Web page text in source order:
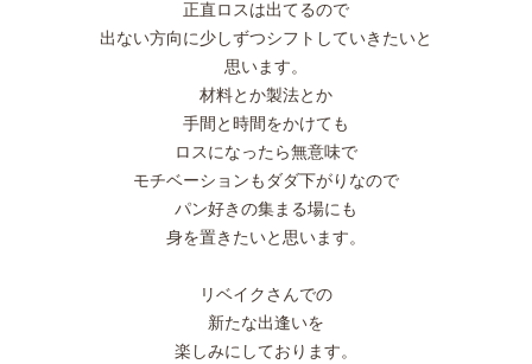
正直ロスは出てるので
出ない方向に少しずつシフトしていきたいと
思います。
材料とか製法とか
手間と時間をかけても
ロスになったら無意味で
モチベーションもダダ下がりなので
パン好きの集まる場にも
身を置きたいと思います。
リベイクさんでの
新たな出逢いを
楽しみにしております。